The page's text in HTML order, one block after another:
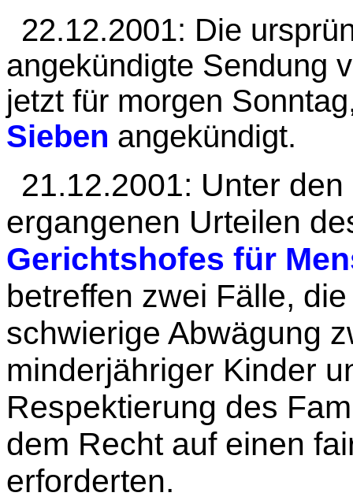
22.12.2001: Die
angekündigte Sendung
jetzt für morgen
Sieben angekündigt.
21.12.2001: Unter
ergangenen Urteilen
Gerichtshofes für
betreffen zwei Fälle,
schwierige Abwägung
minderjähriger Kinder
Respektierung des
dem Recht auf einen
erforderten.